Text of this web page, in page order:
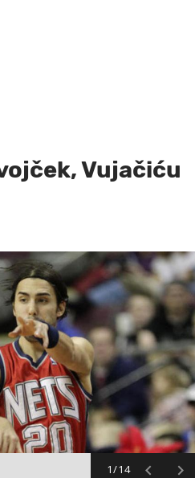
Vujačiću
1/14